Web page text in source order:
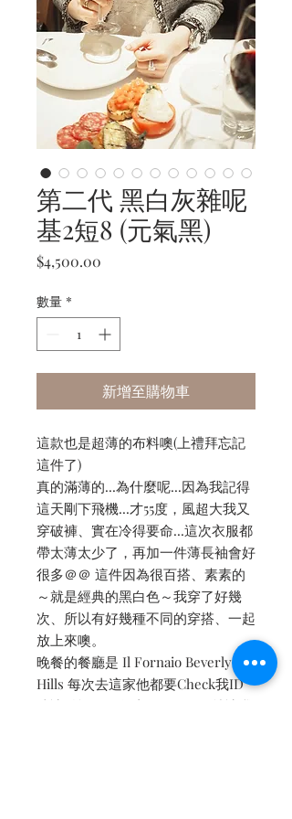
第二代 黑白灰雜呢
基2短8 (元氣黑)
$4,500.00
數量 *
新增至購物車
這款也是超薄的布料噢(上禮拜忘記
這件了)
真的滿薄的...為什麼呢...因為我記得
這天剛下飛機...才55度，風超大我又
穿破褲、實在冷得要命...這次衣服都
帶太薄太少了，再加一件薄長袖會好
很多＠＠ 這件因為很百搭、素素的
～就是經典的黑白色～我穿了好幾
次、所以有好幾種不同的穿搭、一起
放上來噢。
晚餐的餐廳是 Il Fornaio Beverly
Hills 每次去這家他都要Check我ID
才讓點酒，今年竟然沒Check就讓我